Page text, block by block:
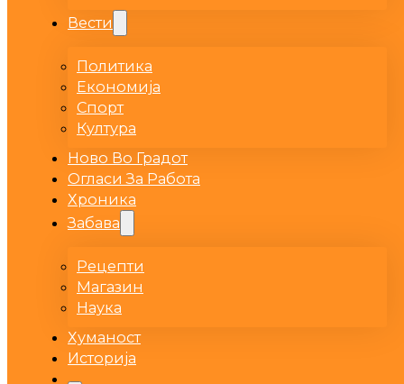
Вести
Политика
Економија
Спорт
Култура
Ново Во Градот
Огласи За Работа
Хроника
Забава
Рецепти
Магазин
Наука
Хуманост
Историја